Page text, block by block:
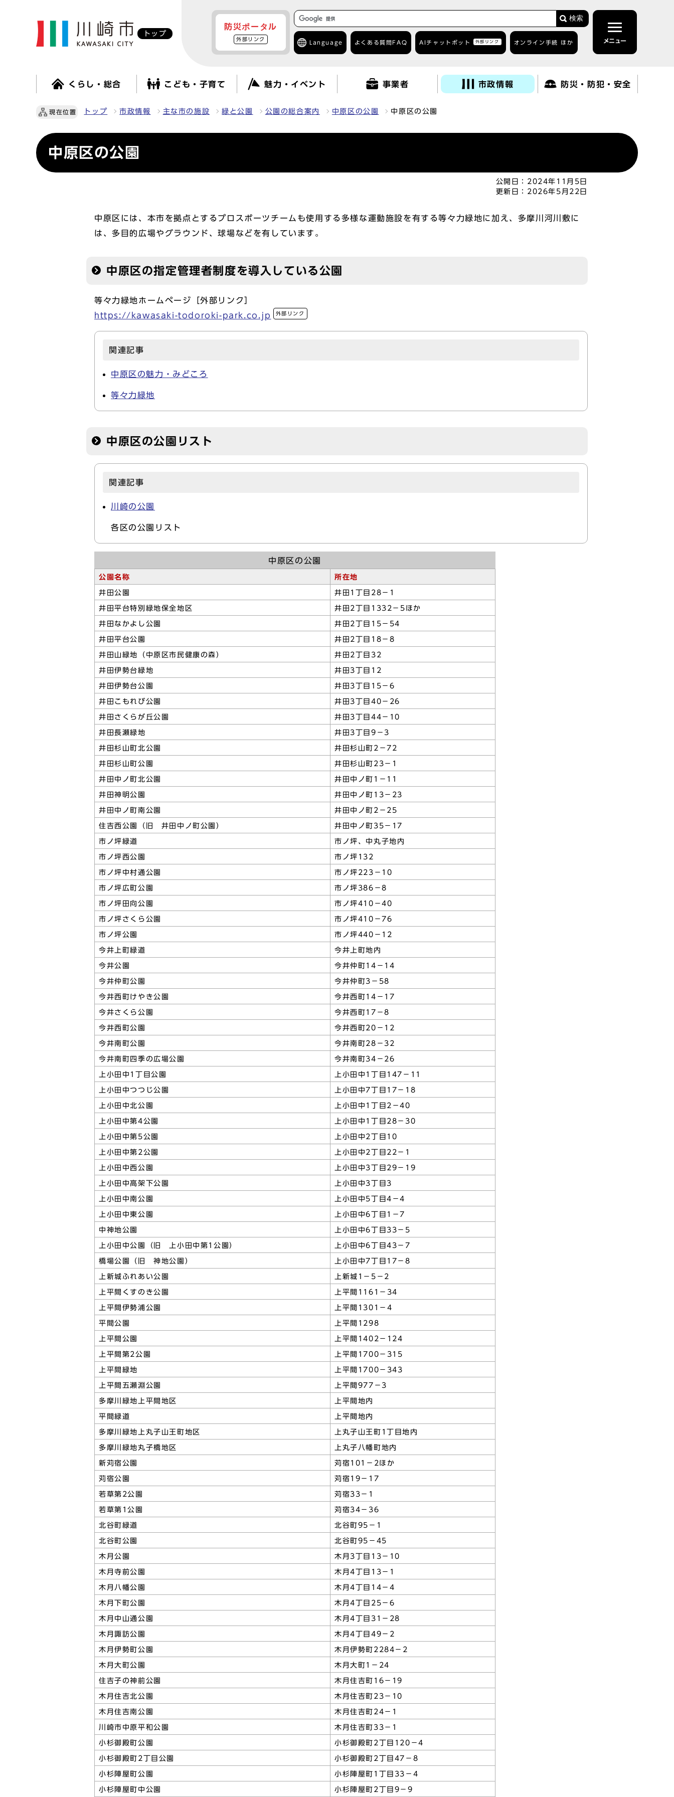
トップ
防災ポータル
外部リンク
検索
Language よくある質問 FAQ AIチャットボット 外部リンク オンライン手続 ほか メニュー
くらし・総合 こども・子育て 魅力・イベント 事業者 市政情報 防災・防犯・安全
現在位置 トップ 市政情報 主な市の施設 緑と公園 公園の総合案内 中原区の公園 中原区の公園
中原区の公園
公開日： 2024年11月5日
更新日： 2026年5月22日
中原区には、本市を拠点とするプロスポーツチームも使用する多様な運動施設を有する等々力緑地に加え、多摩川河川敷に
は、多目的広場やグラウンド、球場などを有しています。
中原区の指定管理者制度を導入している公園
等々力緑地ホームページ［外部リンク］
https://kawasaki-todoroki-park.co.jp
外部リンク
関連記事
中原区の魅力・みどころ
等々力緑地
中原区の公園リスト
関連記事
川崎の公園
各区の公園リスト
中原区の公園
公園名称 所在地
井田公園 井田1丁目28－1
井田平台特別緑地保全地区 井田2丁目1332－5ほか
井田なかよし公園 井田2丁目15－54
井田平台公園 井田2丁目18－8
井田山緑地（中原区市民健康の森） 井田2丁目32
井田伊勢台緑地 井田3丁目12
井田伊勢台公園 井田3丁目15－6
井田こもれび公園 井田3丁目40－26
井田さくらが丘公園 井田3丁目44－10
井田長瀬緑地 井田3丁目9－3
井田杉山町北公園 井田杉山町2－72
井田杉山町公園 井田杉山町23－1
井田中ノ町北公園 井田中ノ町1－11
井田神明公園 井田中ノ町13－23
井田中ノ町南公園 井田中ノ町2－25
住吉西公園（旧 井田中ノ町公園） 井田中ノ町35－17
市ノ坪緑道 市ノ坪、中丸子地内
市ノ坪西公園 市ノ坪132
市ノ坪中村通公園 市ノ坪223－10
市ノ坪広町公園 市ノ坪386－8
市ノ坪田向公園 市ノ坪410－40
市ノ坪さくら公園 市ノ坪410－76
市ノ坪公園 市ノ坪440－12
今井上町緑道 今井上町地内
今井公園 今井仲町14－14
今井仲町公園 今井仲町3－58
今井西町けやき公園 今井西町14－17
今井さくら公園 今井西町17－8
今井西町公園 今井西町20－12
今井南町公園 今井南町28－32
今井南町四季の広場公園 今井南町34－26
上小田中1丁目公園 上小田中1丁目147－11
上小田中つつじ公園 上小田中7丁目17－18
上小田中北公園 上小田中1丁目2－40
上小田中第4公園 上小田中1丁目28－30
上小田中第5公園 上小田中2丁目10
上小田中第2公園 上小田中2丁目22－1
上小田中西公園 上小田中3丁目29－19
上小田中高架下公園 上小田中3丁目3
上小田中南公園 上小田中5丁目4－4
上小田中東公園 上小田中6丁目1－7
中神地公園 上小田中6丁目33－5
上小田中公園（旧 上小田中第1公園） 上小田中6丁目43－7
橋場公園（旧 神地公園） 上小田中7丁目17－8
上新城ふれあい公園 上新城1－5－2
上平間くすのき公園 上平間1161－34
上平間伊勢浦公園 上平間1301－4
平間公園 上平間1298
上平間公園 上平間1402－124
上平間第2公園 上平間1700－315
上平間緑地 上平間1700－343
上平間五瀬淵公園 上平間977－3
多摩川緑地上平間地区 上平間地内
平間緑道 上平間地内
多摩川緑地上丸子山王町地区 上丸子山王町1丁目地内
多摩川緑地丸子橋地区 上丸子八幡町地内
新苅宿公園 苅宿101－2ほか
苅宿公園 苅宿19－17
若草第2公園 苅宿33－1
若草第1公園 苅宿34－36
北谷町緑道 北谷町95－1
北谷町公園 北谷町95－45
木月公園 木月3丁目13－10
木月寺前公園 木月4丁目13－1
木月八幡公園 木月4丁目14－4
木月下町公園 木月4丁目25－6
木月中山通公園 木月4丁目31－28
木月諏訪公園 木月4丁目49－2
木月伊勢町公園 木月伊勢町2284－2
木月大町公園 木月大町1－24
住吉子の神前公園 木月住吉町16－19
木月住吉北公園 木月住吉町23－10
木月住吉南公園 木月住吉町24－1
川崎市中原平和公園 木月住吉町33－1
小杉御殿町公園 小杉御殿町2丁目120－4
小杉御殿町2丁目公園 小杉御殿町2丁目47－8
小杉陣屋町公園 小杉陣屋町1丁目33－4
小杉陣屋町中公園 小杉陣屋町2丁目9－9